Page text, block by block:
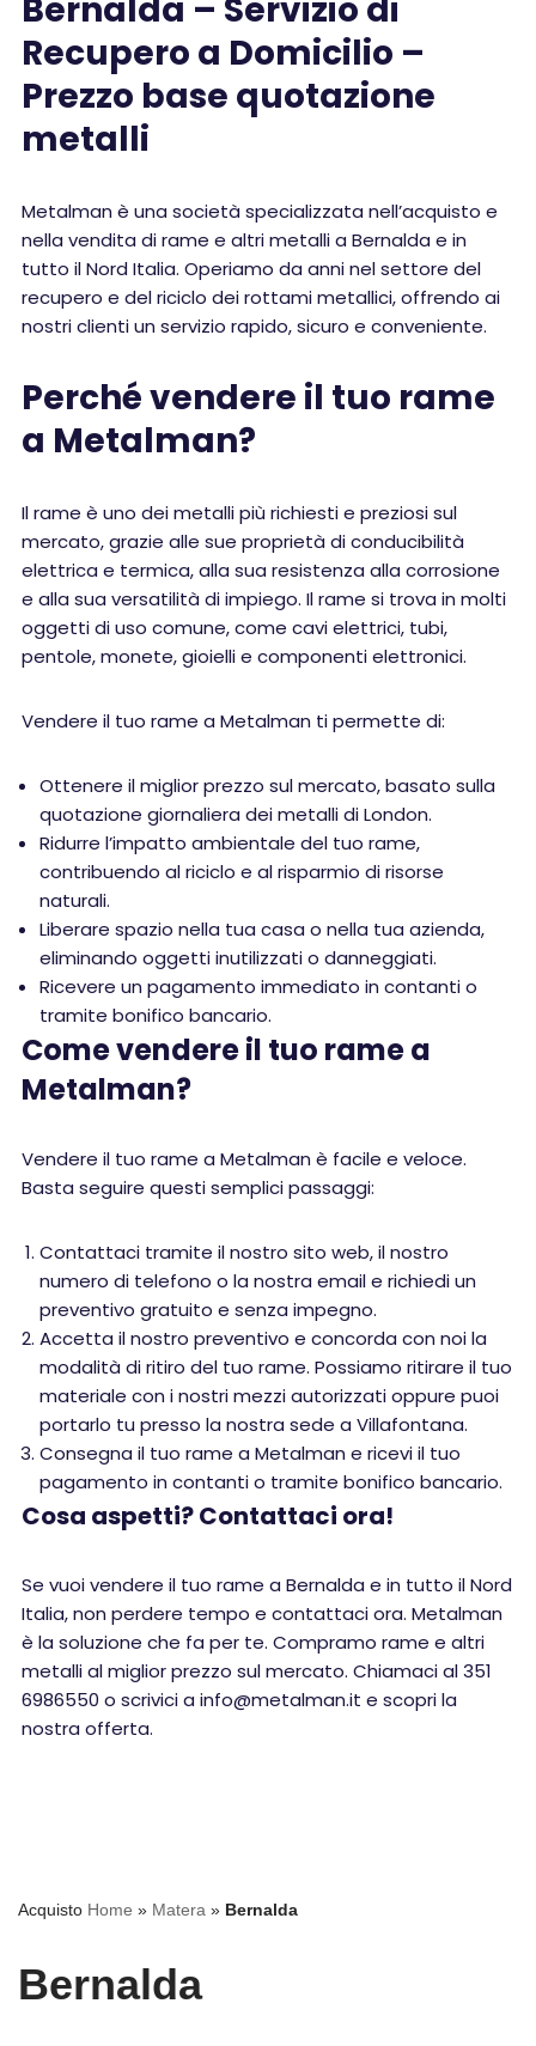
Bernalda – Servizio di
Recupero a Domicilio –
Prezzo base quotazione
metalli
Metalman è una società specializzata nell’acquisto e
nella vendita di rame e altri metalli a Bernalda e in
tutto il Nord Italia. Operiamo da anni nel settore del
recupero e del riciclo dei rottami metallici, offrendo ai
nostri clienti un servizio rapido, sicuro e conveniente.
Perché vendere il tuo rame
a Metalman?
Il rame è uno dei metalli più richiesti e preziosi sul
mercato, grazie alle sue proprietà di conducibilità
elettrica e termica, alla sua resistenza alla corrosione
e alla sua versatilità di impiego. Il rame si trova in molti
oggetti di uso comune, come cavi elettrici, tubi,
pentole, monete, gioielli e componenti elettronici.
Vendere il tuo rame a Metalman ti permette di:
Ottenere il miglior prezzo sul mercato, basato sulla
quotazione giornaliera dei metalli di London.
Ridurre l’impatto ambientale del tuo rame,
contribuendo al riciclo e al risparmio di risorse
naturali.
Liberare spazio nella tua casa o nella tua azienda,
eliminando oggetti inutilizzati o danneggiati.
Ricevere un pagamento immediato in contanti o
tramite bonifico bancario.
Come vendere il tuo rame a
Metalman?
Vendere il tuo rame a Metalman è facile e veloce.
Basta seguire questi semplici passaggi:
Contattaci tramite il nostro sito web, il nostro
numero di telefono o la nostra email e richiedi un
preventivo gratuito e senza impegno.
Accetta il nostro preventivo e concorda con noi la
modalità di ritiro del tuo rame. Possiamo ritirare il tuo
materiale con i nostri mezzi autorizzati oppure puoi
portarlo tu presso la nostra sede a Villafontana.
Consegna il tuo rame a Metalman e ricevi il tuo
pagamento in contanti o tramite bonifico bancario.
Cosa aspetti? Contattaci ora!
Se vuoi vendere il tuo rame a Bernalda e in tutto il Nord
Italia, non perdere tempo e contattaci ora. Metalman
è la soluzione che fa per te. Compramo rame e altri
metalli al miglior prezzo sul mercato. Chiamaci al 351
6986550 o scrivici a info@metalman.it e scopri la
nostra offerta.
Acquisto Home » Matera » Bernalda
Bernalda